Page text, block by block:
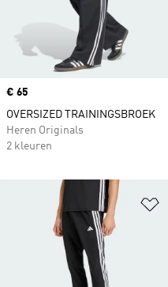
Price
€ 65
OVERSIZED TRAININGSBROEK
Heren Originals
2 kleuren